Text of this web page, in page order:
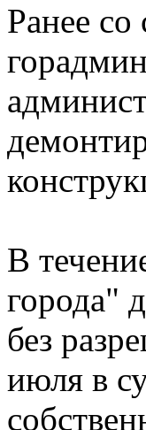
Ранее со
В
города"
без
июля в